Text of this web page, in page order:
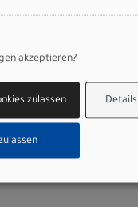
- US: 28mph
akzeptieren?
Details
zulassen